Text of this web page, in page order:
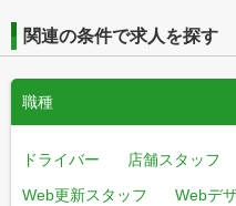
関連の条件で求人を探す
職種
ドライバー 店舗スタッフ
Web更新スタッフ
Webデ